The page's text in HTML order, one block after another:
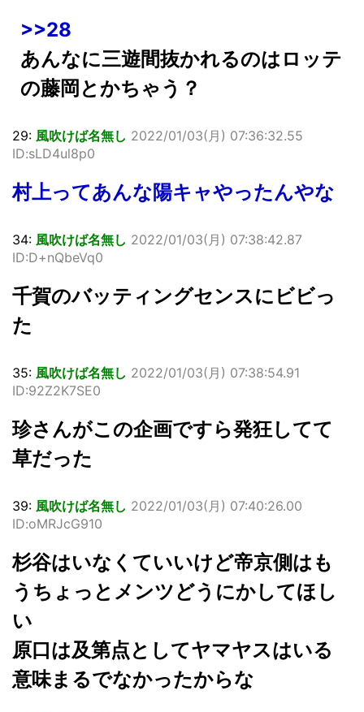
>>28
あんなに三遊間抜かれるのはロッテ
の藤岡とかちゃう？
29: 風吹けば名無し 2022/01/03(月) 07:36:32.55
ID:sLD4ul8p0
村上ってあんな陽キャやったんやな
34: 風吹けば名無し 2022/01/03(月) 07:38:42.87
ID:D+nQbeVq0
千賀のバッティングセンスにビビっ
た
35: 風吹けば名無し 2022/01/03(月) 07:38:54.91
ID:92Z2K7SE0
珍さんがこの企画ですら発狂してて
草だった
39: 風吹けば名無し 2022/01/03(月) 07:40:26.00
ID:oMRJcG910
杉谷はいなくていいけど帝京側はも
うちょっとメンツどうにかしてほし
い
原口は及第点としてヤマヤスはいる
意味まるでなかったからな